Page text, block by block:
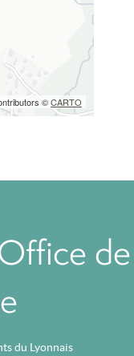
©CARTO
du Lyonnais